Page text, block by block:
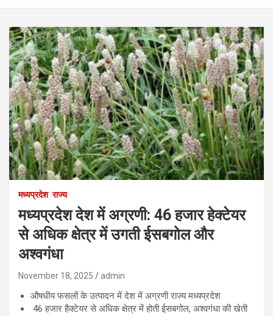
मध्यप्रदेश राज्य
मध्यप्रदेश देश में अग्रणी: 46 हजार हेक्टेयर
से अधिक क्षेत्र में उगती ईसबगोल और
अश्वगंधा
November 18, 2025 admin
औषधीय फसलों के उत्पादन में देश में अग्रणी राज्य मध्यप्रदेश
46 हजार हैक्टेयर से अधिक क्षेत्र में होती ईसबगोल, अश्वगंधा की खेती